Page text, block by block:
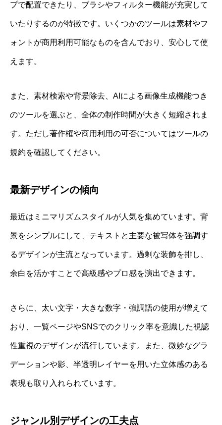
プで配置できたり、ブラシやフィルター機能が充実して
いたりするのが特徴です。いくつかのツールは素材やフ
ォントが商用利用可能なものを含んでおり、安心して使
えます。
また、素材検索や背景除去、AIによる画像生成機能つき
のツールを選ぶと、全体の制作時間が大きく短縮されま
す。ただし著作権や商用利用の可否についてはツールの
規約を確認してください。
最新デザインの傾向
最近はミニマリズムスタイルが人気を集めています。背
景をシンプルにして、テキストと主要な被写体を強調す
るデザインが主流となっています。過剰な装飾を排し、
余白を活かすことで高級感やプロ感を演出できます。
さらに、太い文字・大きな数字・強調語の使用が増えて
おり、一覧ページやSNSでのクリック率を意識した視認
性重視のデザインが流行しています。また、微妙なグラ
デーションや影、半透明レイヤーを用いた立体感のある
表現も取り入れられています。
ジャンル別デザインの工夫点